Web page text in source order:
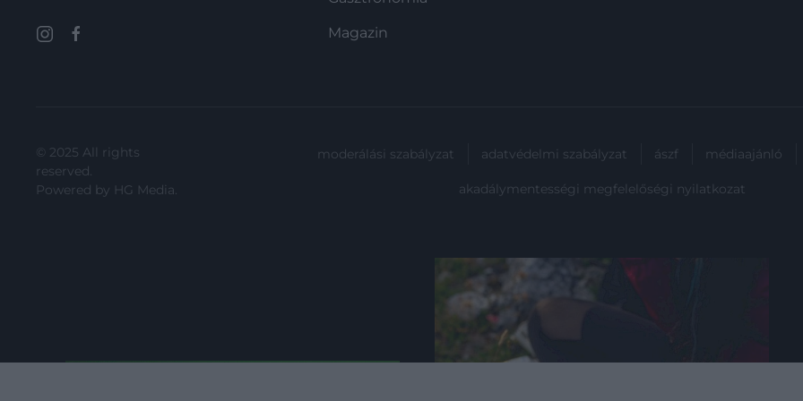
Magazin
© 2025 All rights
reserved.
Powered by HG Media.
moderálási szabályzat adatvédelmi szabályzat ászf médiaajánló
akadálymentességi megfelelőségi nyilatkozat